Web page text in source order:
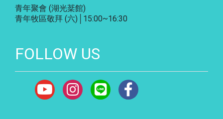
青年聚會 (湖光棻館)
青年牧區敬拜 (六)│15:00~16:30
FOLLOW US